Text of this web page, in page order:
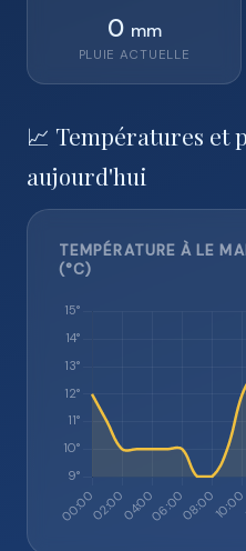
0 mm
PLUIE ACTUELLE
📈 Températures et
aujourd'hui
TEMPÉRATURE À LE
(°C)